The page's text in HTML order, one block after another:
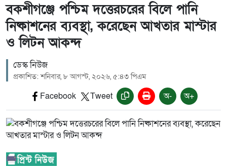
বকশীগঞ্জে পশ্চিম দত্তেরচরের বিলে পানি
নিষ্কাশনের ব্যবস্থা, করেছেন আখতার মাস্টার
ও লিটন আকন্দ
ডেস্ক নিউজ
প্রকাশিত: শনিবার, ৮ আগস্ট, ২০২৬, ৫:৪৩ পিএম
Facebook Tweet অ- অ+